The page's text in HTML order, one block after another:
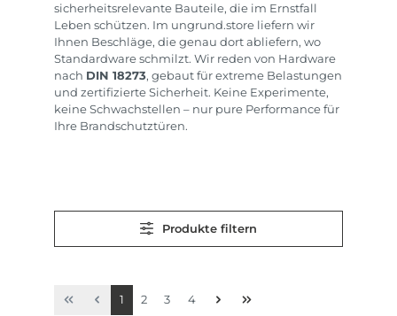
sicherheitsrelevante Bauteile, die im Ernstfall
Leben schützen. Im ungrund.store liefern wir
Ihnen Beschläge, die genau dort abliefern, wo
Standardware schmilzt. Wir reden von Hardware
nach DIN 18273, gebaut für extreme Belastungen
und zertifizierte Sicherheit. Keine Experimente,
keine Schwachstellen – nur pure Performance für
Ihre Brandschutztüren.
Produkte filtern
Seite
1 Seite
2 Seite
3 Seite
4